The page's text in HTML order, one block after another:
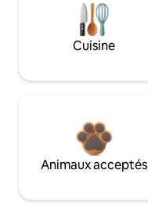
Cuisine
Animaux acceptés